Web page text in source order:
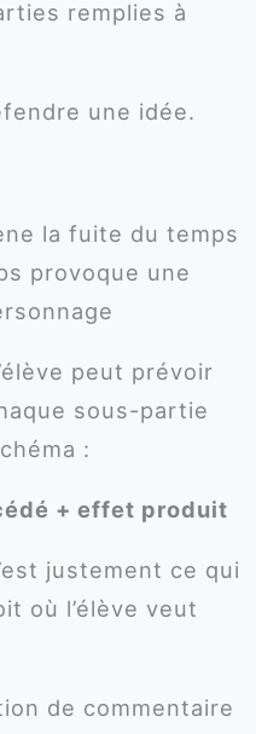
remplies à
une idée.
la fuite du temps
provoque une
peut prévoir
sous-partie
:
+ effet produit
justement ce qui
où l’élève veut
de commentaire